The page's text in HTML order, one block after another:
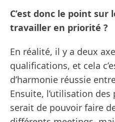
C’est donc le point sur
travailler en priorité ?
En réalité, il y a deux
qualifications, et cela
d’harmonie réussie
Ensuite, l’utilisation des
serait de pouvoir faire